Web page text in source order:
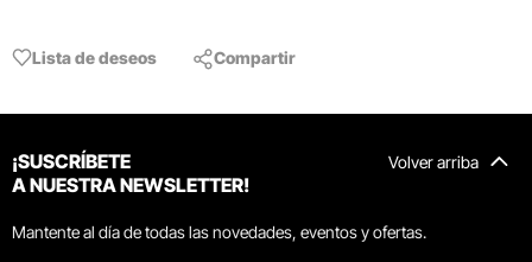
Lista de deseos Compartir
Volver arriba
¡SUSCRÍBETE
A NUESTRA NEWSLETTER!
Mantente al día de todas las novedades, eventos y ofertas.